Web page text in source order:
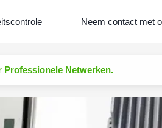
Neem contact met
Professionele Netwerken.